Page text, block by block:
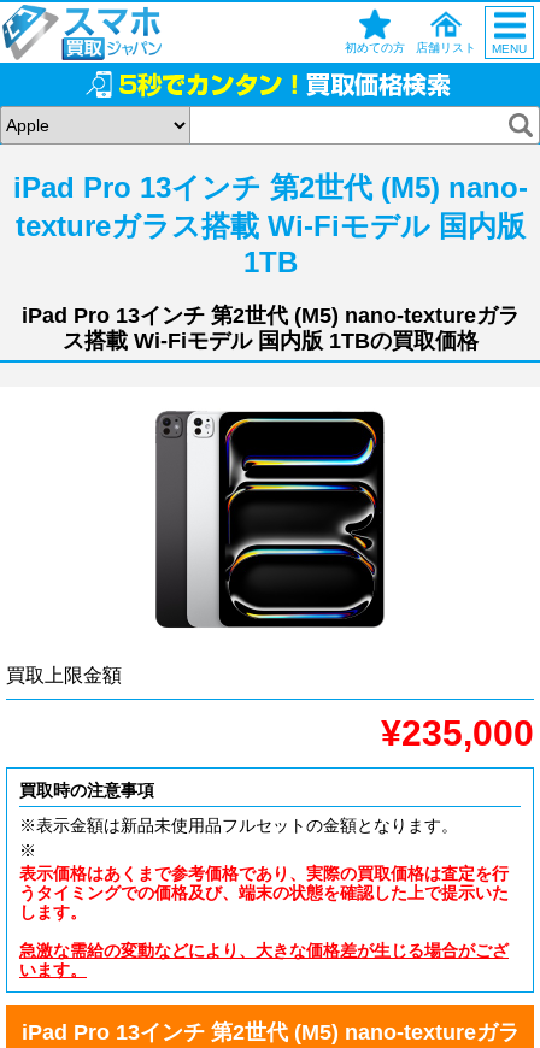
初めての方 店舗リスト MENU
iPad Pro 13インチ 第2世代 (M5) nano-
textureガラス搭載 Wi-Fiモデル 国内版
1TB
iPad Pro 13インチ 第2世代 (M5) nano-textureガラ
ス搭載 Wi-Fiモデル 国内版 1TBの買取価格
買取上限金額
¥235,000
買取時の注意事項
※表示金額は新品未使用品フルセットの金額となります。
※
表示価格はあくまで参考価格であり、実際の買取価格は査定を行
うタイミングでの価格及び、端末の状態を確認した上で提示いた
します。
急激な需給の変動などにより、大きな価格差が生じる場合がござ
います。
iPad Pro 13インチ 第2世代 (M5) nano-textureガラ